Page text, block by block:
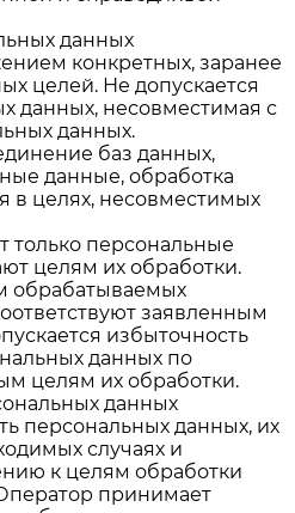
данных
конкретных, заранее
целей. Не допускается
данных, несовместимая с
данных.
баз данных,
данные, обработка
в целях, несовместимых
только персональные
целям их обработки.
обрабатываемых
заявленным
избыточность
данных по
целям их обработки.
данных
персональных данных, их
случаях и
к целям обработки
принимает